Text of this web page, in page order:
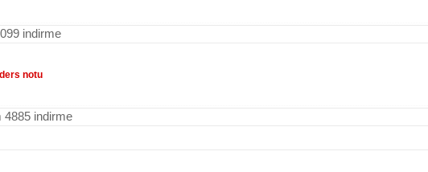
indirme
notu
4885 indirme